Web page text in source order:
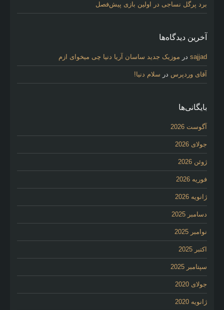
برد پرگل نساجی در اولین بازی پیش‌فصل
آخرین دیدگاه‌ها
sajjad در موزیک جدید ساسان آریا دنیا چی میخوای ازم
آقای وردپرس در سلام دنیا!
بایگانی‌ها
آگوست 2026
جولای 2026
ژوئن 2026
فوریه 2026
ژانویه 2026
دسامبر 2025
نوامبر 2025
اکتبر 2025
سپتامبر 2025
جولای 2020
ژانویه 2020